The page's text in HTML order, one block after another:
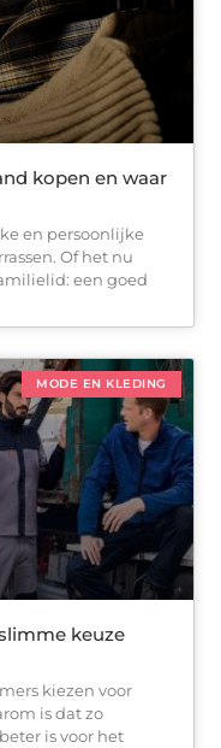
kopen en waar
en persoonlijke
Of het nu
een goed
MODE EN KLEDING
keuze
kiezen voor
is dat zo
is voor het